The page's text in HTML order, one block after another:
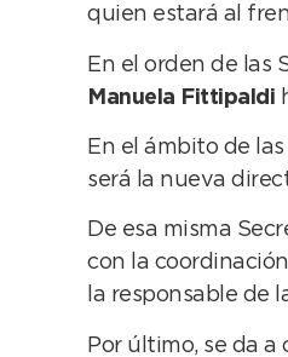
quien estará al
En el orden de las
Manuela Fittipaldi
En el ámbito de
será la nueva
De esa misma
con la
la responsable de
Por último, se da